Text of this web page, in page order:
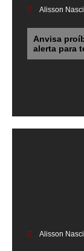
Alisson
Anvisa
alerta para
Alisson